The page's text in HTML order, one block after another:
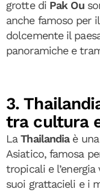
grotte di Pak Ou
anche famoso per il
dolcemente il
panoramiche e
3.
tra cultura
LaThailandiaè una
Asiatico, famosa
tropicali e
suoi grattacieli e i